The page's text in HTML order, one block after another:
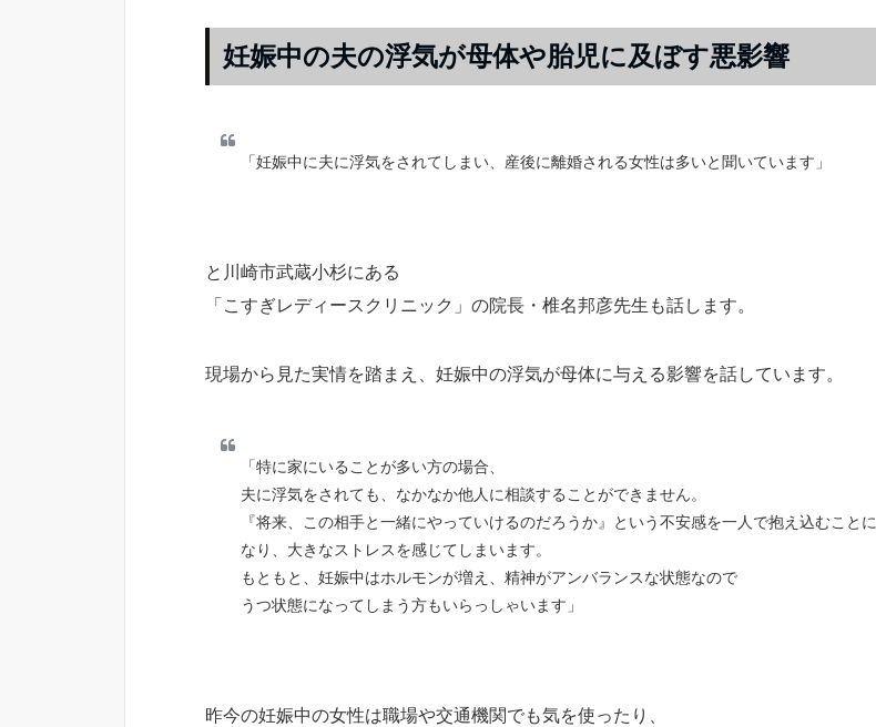
妊娠中の夫の浮気が母体や胎児に及ぼす悪影響
「妊娠中に夫に浮気をされてしまい、産後に離婚される女性は多いと聞いています」
と川崎市武蔵小杉にある
「こすぎレディースクリニック」の院長・椎名邦彦先生も話します。
現場から見た実情を踏まえ、妊娠中の浮気が母体に与える影響を話しています。
「特に家にいることが多い方の場合、
夫に浮気をされても、なかなか他人に相談することができません。
『将来、この相手と一緒にやっていけるのだろうか』という不安感を一人で抱え込むことに
なり、大きなストレスを感じてしまいます。
もともと、妊娠中はホルモンが増え、精神がアンバランスな状態なので
うつ状態になってしまう方もいらっしゃいます」
昨今の妊娠中の女性は職場や交通機関でも気を使ったり、